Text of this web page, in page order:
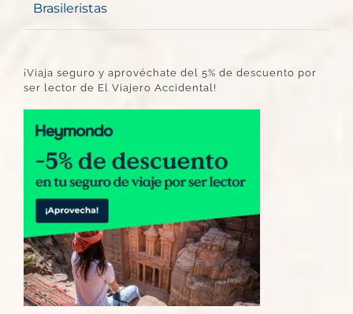
Brasileristas
¡Viaja seguro y aprovéchate del 5% de descuento por
ser lector de El Viajero Accidental!